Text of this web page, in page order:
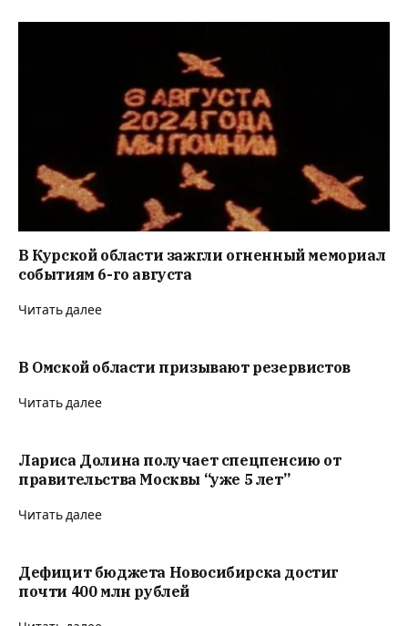
В Курской области зажгли огненный мемориал
событиям 6-го августа
Читать далее
В Омской области призывают резервистов
Читать далее
Лариса Долина получает спецпенсию от
правительства Москвы “уже 5 лет”
Читать далее
Дефицит бюджета Новосибирска достиг
почти 400 млн рублей